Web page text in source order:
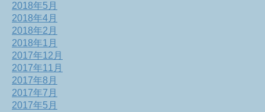
2018年5月
2018年4月
2018年2月
2018年1月
2017年12月
2017年11月
2017年8月
2017年7月
2017年5月